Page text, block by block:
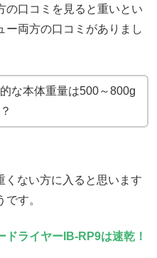
の口コミを見ると重いとい
ー両方の口コミがありまし
な本体重量は500～800g
ない方に入ると思います
す。
ライヤーIB-RP9は速乾！